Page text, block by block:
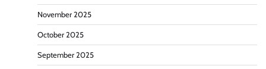
November 2025
October 2025
September 2025